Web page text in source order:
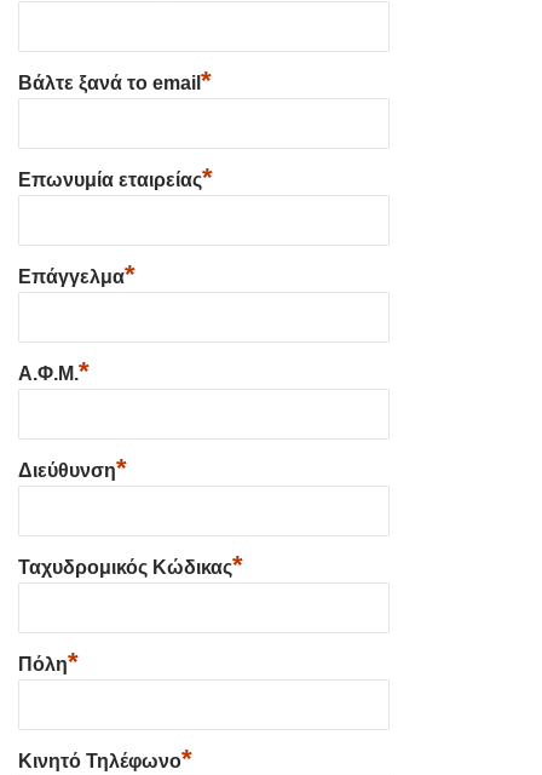
Βάλτε ξανά το email *
Επωνυμία εταιρείας*
Επάγγελμα*
Α.Φ.Μ.*
Διεύθυνση*
Ταχυδρομικός Κώδικας*
Πόλη*
Κινητό Τηλέφωνο*